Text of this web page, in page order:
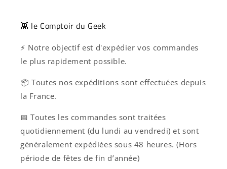
👾 le Comptoir du Geek
⚡ Notre objectif est d'expédier vos commandes
le plus rapidement possible.
📦 Toutes nos expéditions sont effectuées depuis
la France.
📅 Toutes les commandes sont traitées
quotidiennement (du lundi au vendredi) et sont
généralement expédiées sous 48 heures. (Hors
période de fêtes de fin d’année)